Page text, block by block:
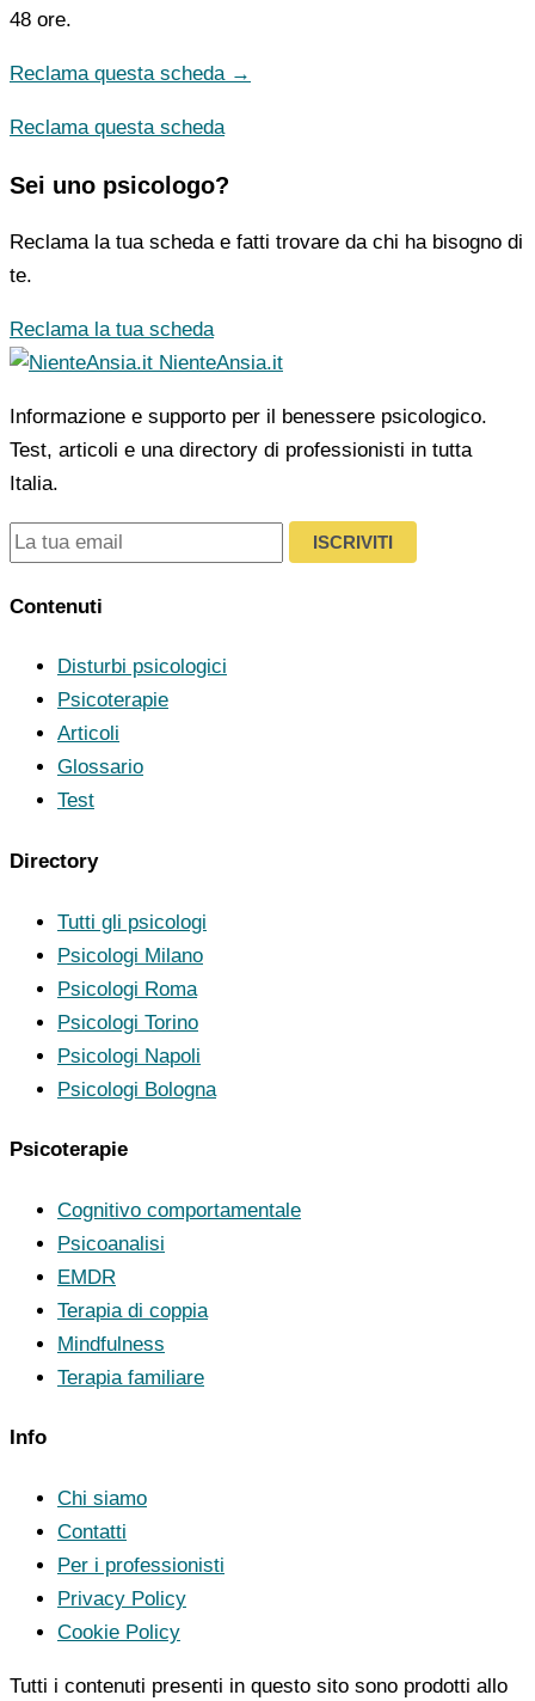
48 ore.
Reclama questa scheda →
Reclama questa scheda
Sei uno psicologo?
Reclama la tua scheda e fatti trovare da chi ha bisogno di
te.
Reclama la tua scheda
NienteAnsia.it
Informazione e supporto per il benessere psicologico.
Test, articoli e una directory di professionisti in tutta
Italia.
ISCRIVITI
Contenuti
Disturbi psicologici
Psicoterapie
Articoli
Glossario
Test
Directory
Tutti gli psicologi
Psicologi Milano
Psicologi Roma
Psicologi Torino
Psicologi Napoli
Psicologi Bologna
Psicoterapie
Cognitivo comportamentale
Psicoanalisi
EMDR
Terapia di coppia
Mindfulness
Terapia familiare
Info
Chi siamo
Contatti
Per i professionisti
Privacy Policy
Cookie Policy
Tutti i contenuti presenti in questo sito sono prodotti allo